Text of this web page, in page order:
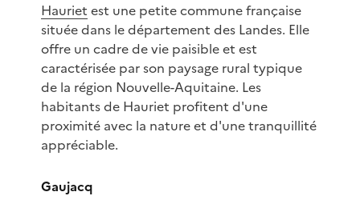
Hauriet est une petite commune française
située dans le département des Landes. Elle
offre un cadre de vie paisible et est
caractérisée par son paysage rural typique
de la région Nouvelle-Aquitaine. Les
habitants de Hauriet profitent d'une
proximité avec la nature et d'une tranquillité
appréciable.
Gaujacq